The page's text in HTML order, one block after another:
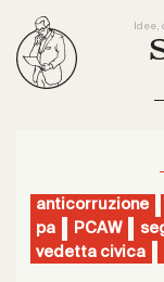
Idee,
anticorruzione
pa
PCAW
vedetta civica